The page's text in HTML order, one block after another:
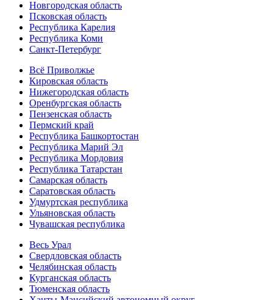
Новгородская область
Псковская область
Республика Карелия
Республика Коми
Санкт-Петербург
Всё Приволжье
Кировская область
Нижегородская область
Оренбургская область
Пензенская область
Пермский край
Республика Башкортостан
Республика Марий Эл
Республика Мордовия
Республика Татарстан
Самарская область
Саратовская область
Удмуртская республика
Ульяновская область
Чувашская республика
Весь Урал
Свердловская область
Челябинская область
Курганская область
Тюменская область